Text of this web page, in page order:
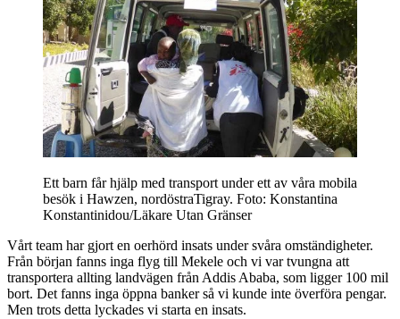
Ett barn får hjälp med transport under ett av våra mobila
besök i Hawzen, nordöstraTigray. Foto: Konstantina
Konstantinidou/Läkare Utan Gränser
Vårt team har gjort en oerhörd insats under svåra omständigheter.
Från början fanns inga flyg till Mekele och vi var tvungna att
transportera allting landvägen från Addis Ababa, som ligger 100 mil
bort. Det fanns inga öppna banker så vi kunde inte överföra pengar.
Men trots detta lyckades vi starta en insats.